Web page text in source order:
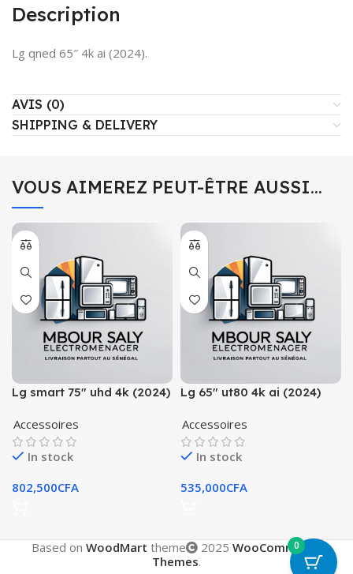
Description
Lg qned 65″ 4k ai (2024).
AVIS (0)
SHIPPING & DELIVERY
VOUS AIMEREZ PEUT-ÊTRE AUSSI…
Lg smart 75″ uhd 4k (2024)
Accessoires
In stock
802,500CFA
Lg 65″ ut80 4k ai (2024)
Accessoires
In stock
535,000CFA
Based on WoodMart theme 2025 WooCommerce
Themes.
0